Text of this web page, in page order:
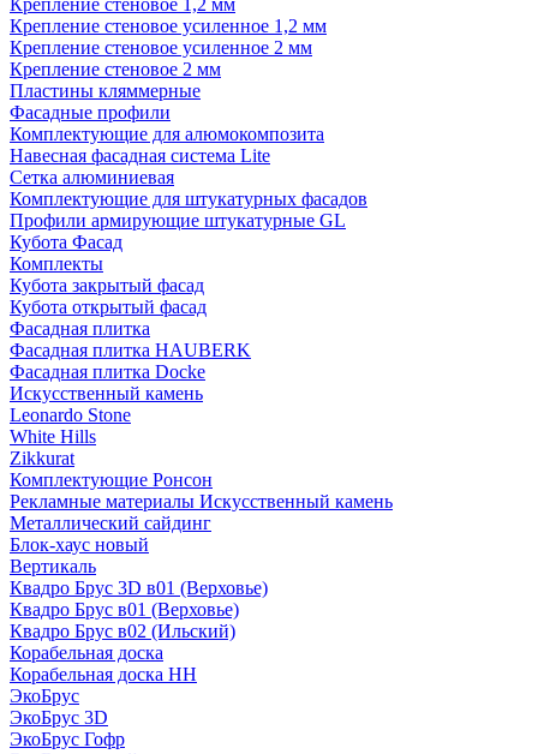
Крепление стеновое 1,2 мм
Крепление стеновое усиленное 1,2 мм
Крепление стеновое усиленное 2 мм
Крепление стеновое 2 мм
Пластины кляммерные
Фасадные профили
Комплектующие для алюмокомпозита
Навесная фасадная система Lite
Сетка алюминиевая
Комплектующие для штукатурных фасадов
Профили армирующие штукатурные GL
Кубота Фасад
Комплекты
Кубота закрытый фасад
Кубота открытый фасад
Фасадная плитка
Фасадная плитка HAUBERK
Фасадная плитка Docke
Искусственный камень
Leonardo Stone
White Hills
Zikkurat
Комплектующие Ронсон
Рекламные материалы Искусственный камень
Металлический сайдинг
Блок-хаус новый
Вертикаль
Квадро Брус 3D в01 (Верховье)
Квадро Брус в01 (Верховье)
Квадро Брус в02 (Ильский)
Корабельная доска
Корабельная доска НН
ЭкоБрус
ЭкоБрус 3D
ЭкоБрус Гофр